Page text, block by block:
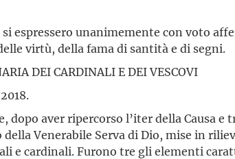
espressero unanimemente con voto
virtù, della fama di santità e di segni.
DEI CARDINALI E DEI VESCOVI
dopo aver ripercorso l’iter della Causa e
Venerabile Serva di Dio, mise in
e cardinali. Furono tre gli elementi